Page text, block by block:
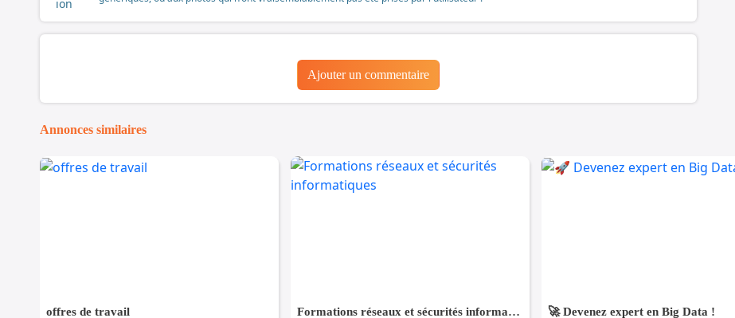
Ajouter un commentaire
Annonces similaires
offres de travail Formations réseaux et sécurités informatiques 🚀 Devenez expert en Big Data !